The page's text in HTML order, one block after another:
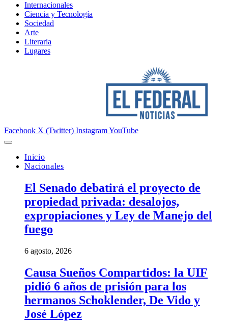
Internacionales
Ciencia y Tecnología
Sociedad
Arte
Literaria
Lugares
Facebook X (Twitter) InstagramYouTube
Inicio
Nacionales
El Senado debatirá el proyecto de
propiedad privada: desalojos,
expropiaciones y Ley de Manejo del
fuego
6 agosto, 2026
Causa Sueños Compartidos: la UIF
pidió 6 años de prisión para los
hermanos Schoklender, De Vido y
José López